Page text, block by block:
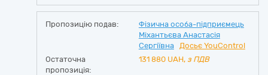
Пропозицію подав:
Фізична особа-підприємець
Міхантьєва Анастасія
Сергіївна
Досьє YouControl
Остаточна
пропозиція:
131 880 UAH, з ПДВ